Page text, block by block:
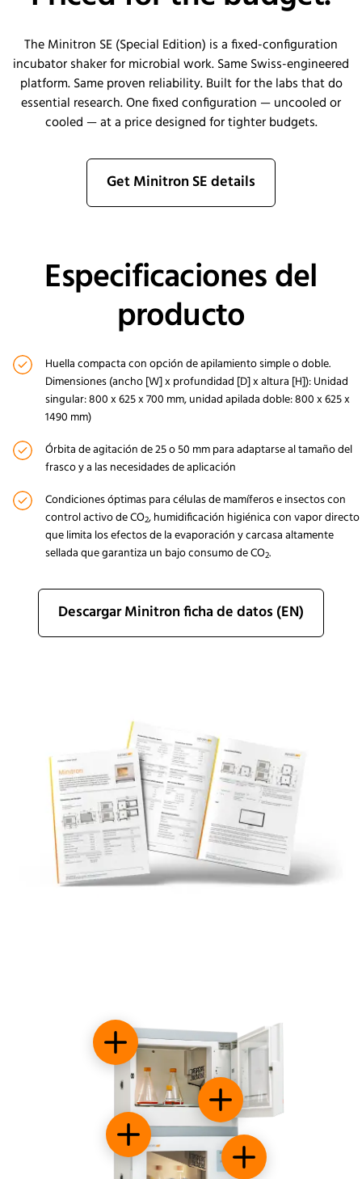
The Minitron SE (Special Edition) is a fixed-configuration
incubator shaker for microbial work. Same Swiss-engineered
platform. Same proven reliability. Built for the labs that do
essential research. One fixed configuration — uncooled or
cooled — at a price designed for tighter budgets.
Get Minitron SE details
Especificaciones del
producto
Huella compacta con opción de apilamiento simple o doble.
Dimensiones (ancho [W] x profundidad [D] x altura [H]): Unidad
singular: 800 x 625 x 700 mm, unidad apilada doble: 800 x 625 x
1490 mm)
Órbita de agitación de 25 o 50 mm para adaptarse al tamaño del
frasco y a las necesidades de aplicación
Condiciones óptimas para células de mamíferos e insectos con
control activo de CO2, humidificación higiénica con vapor directo
que limita los efectos de la evaporación y carcasa altamente
sellada que garantiza un bajo consumo de CO2.
Descargar Minitron ficha de datos (EN)
Control preciso de la temperatura
Opciones adicionales
Pantalla intuitiva
Fácil de limpiar